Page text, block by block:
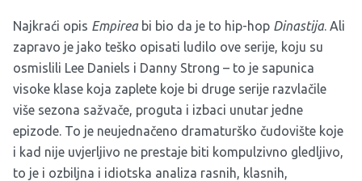
Najkraći opis Empireabi bio da je to hip-hop Dinastija. Ali
zapravo je jako teško opisati ludilo ove serije, koju su
osmislili Lee Daniels i Danny Strong – to je sapunica
visoke klase koja zaplete koje bi druge serije razvlačile
više sezona sažvače, proguta i izbaci unutar jedne
epizode. To je neujednačeno dramaturško čudovište koje
i kad nije uvjerljivo ne prestaje biti kompulzivno gledljivo,
to je i ozbiljna i idiotska analiza rasnih, klasnih,